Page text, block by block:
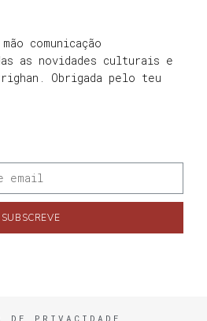
comunicação
as novidades culturais e
Obrigada pelo teu
SUBSCREVE
DE PRIVACIDADE